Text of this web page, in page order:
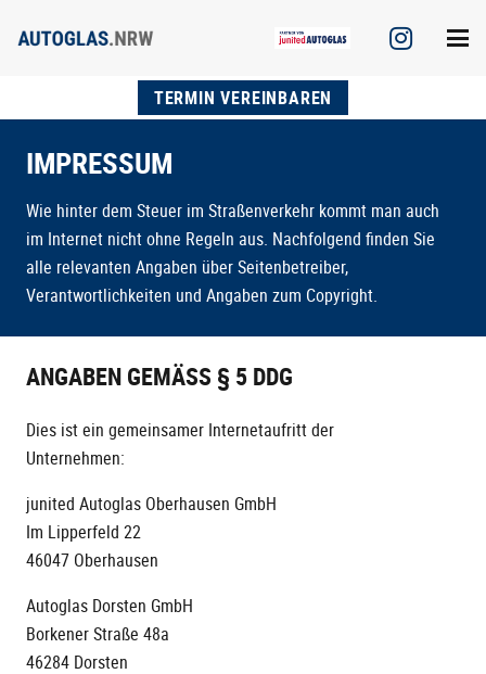
TERMIN VEREINBAREN
IMPRESSUM
Wie hinter dem Steuer im Straßenverkehr kommt man auch
im Internet nicht ohne Regeln aus. Nachfolgend finden Sie
alle relevanten Angaben über Seitenbetreiber,
Verantwortlichkeiten und Angaben zum Copyright.
ANGABEN GEMÄSS § 5 DDG
Dies ist ein gemeinsamer Internetaufritt der
Unternehmen:
junited Autoglas Oberhausen GmbH
Im Lipperfeld 22
46047 Oberhausen
Autoglas Dorsten GmbH
Borkener Straße 48a
46284 Dorsten